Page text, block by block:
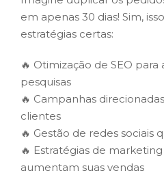
em apenas 30 dias! Sim,
estratégias certas:
🔥 Otimização de SEO
pesquisas
🔥 Campanhas
clientes
🔥 Gestão de redes sociais
🔥 Estratégias de
aumentam suas vendas